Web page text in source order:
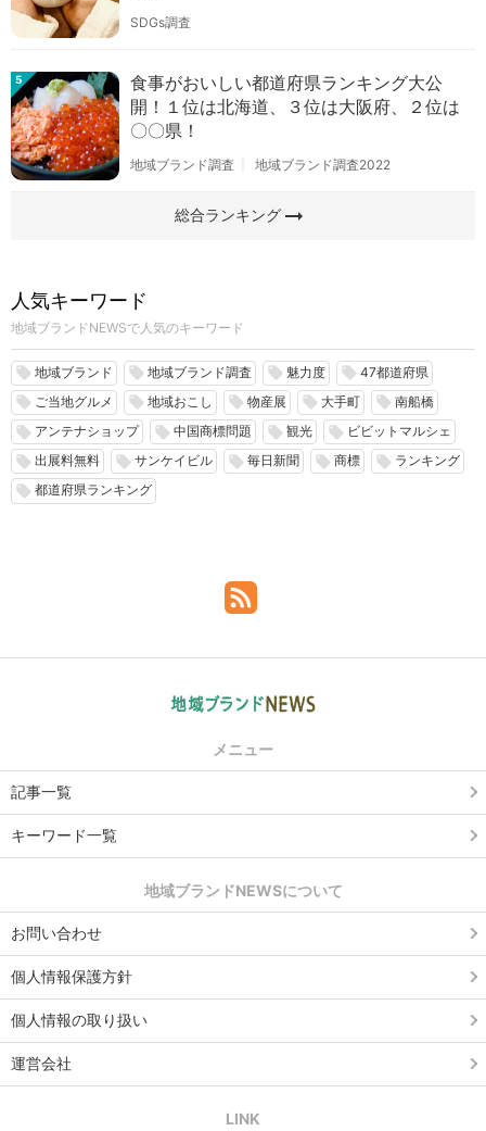
SDGs調査
5
食事がおいしい都道府県ランキング大公
開！１位は北海道、３位は大阪府、２位は
〇〇県！
地域ブランド調査 地域ブランド調査2022
総合ランキングarrow_right_alt
人気キーワード
地域ブランドNEWSで人気のキーワード
local_offer 地域ブランド local_offer 地域ブランド調査 local_offer 魅力度 local_offer 47都道府県
local_offer ご当地グルメ local_offer 地域おこし local_offer 物産展 local_offer 大手町 local_offer 南船橋
local_offer アンテナショップ local_offer 中国商標問題 local_offer 観光 local_offer ビビットマルシェ
local_offer 出展料無料 local_offer サンケイビル local_offer 毎日新聞 local_offer 商標 local_offer ランキング
local_offer 都道府県ランキング
メニュー
記事一覧
キーワード一覧
地域ブランドNEWSについて
お問い合わせ
個人情報保護方針
個人情報の取り扱い
運営会社
LINK